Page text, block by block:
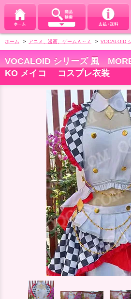
ホーム > アニメ、漫画、ゲームＡ～Ｚ > VOCALOID
VOCALOID シリーズ 風
KO メイコ コスプレ衣装